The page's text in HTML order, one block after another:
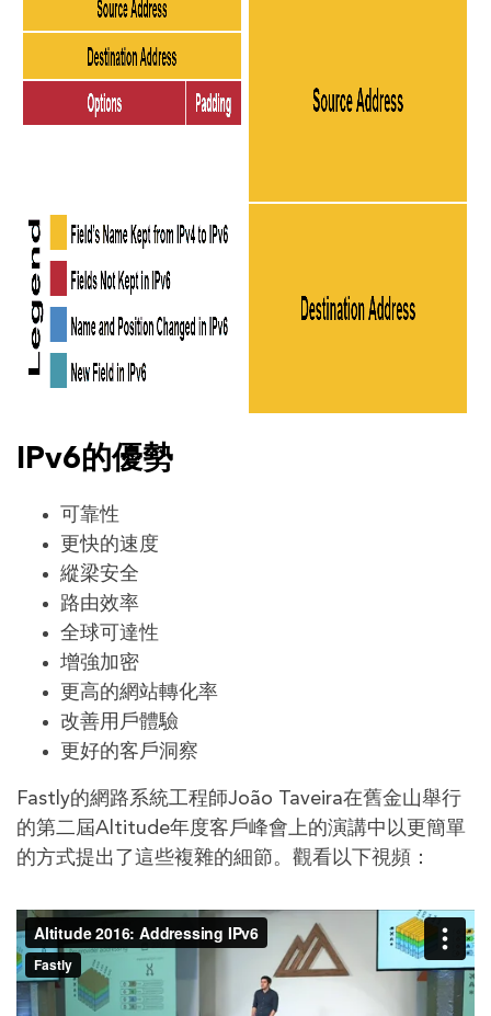
IPv6的優勢
可靠性
更快的速度
縱梁安全
路由效率
全球可達性
增強加密
更高的網站轉化率
改善用戶體驗
更好的客戶洞察
Fastly的網路系統工程師João Taveira在舊金山舉行
的第二屆Altitude年度客戶峰會上的演講中以更簡單
的方式提出了這些複雜的細節。觀看以下視頻：